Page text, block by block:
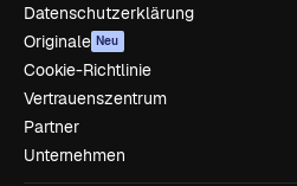
Datenschutzerklärung
Originale Neu
Cookie-Richtlinie
Vertrauenszentrum
Partner
Unternehmen